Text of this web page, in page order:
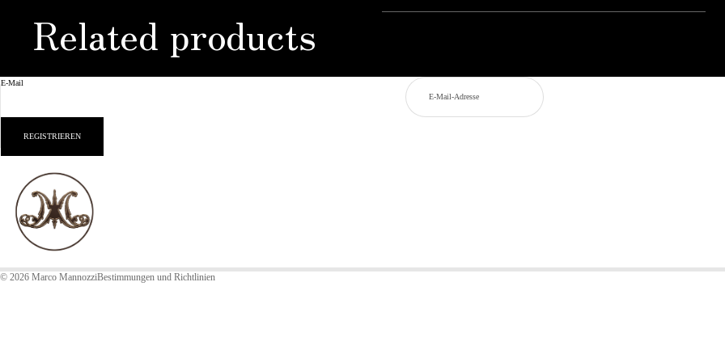
Related products
E-Mail
REGISTRIEREN
© 2026 Marco MannozziBestimmungen und Richtlinien